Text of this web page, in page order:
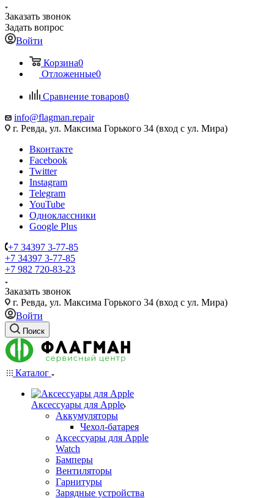
Заказать звонок
Задать вопрос
Войти
Корзина0
Отложенные0
Сравнение товаров0
info@flagman.repair
г. Ревда, ул. Максима Горького 34 (вход с ул. Мира)
Вконтакте
Facebook
Twitter
Instagram
Telegram
YouTube
Одноклассники
Google Plus
+7 34397 3-77-85
+7 34397 3-77-85
+7 982 720-83-23
Заказать звонок
г. Ревда, ул. Максима Горького 34 (вход с ул. Мира)
Войти
Поиск
Каталог
Аксессуары для Apple
Аккумуляторы
Чехол-батарея
Аксессуары для Apple
Watch
Бамперы
Вентиляторы
Гарнитуры
Зарядные устройства